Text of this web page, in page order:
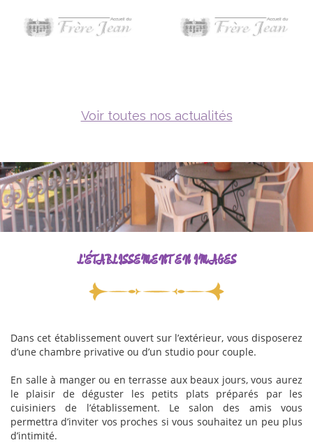
Voir toutes nos actualités
L'ÉTABLISSEMENT EN IMAGES
Dans cet établissement ouvert sur l’extérieur, vous disposerez
d’une chambre privative ou d’un studio pour couple.
En salle à manger ou en terrasse aux beaux jours, vous aurez
le plaisir de déguster les petits plats préparés par les
cuisiniers de l’établissement. Le salon des amis vous
permettra d’inviter vos proches si vous souhaitez un peu plus
d’intimité.